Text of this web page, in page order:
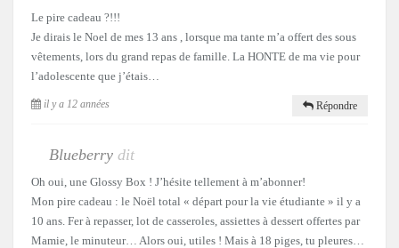
Le pire cadeau ?!!!
Je dirais le Noel de mes 13 ans , lorsque ma tante m’a offert des sous
vêtements, lors du grand repas de famille. La HONTE de ma vie pour
l’adolescente que j’étais…
il y a 12 années Répondre
Blueberry dit
Oh oui, une Glossy Box ! J’hésite tellement à m’abonner!
Mon pire cadeau : le Noël total « départ pour la vie étudiante » il y a
10 ans. Fer à repasser, lot de casseroles, assiettes à dessert offertes par
Mamie, le minuteur… Alors oui, utiles ! Mais à 18 piges, tu pleures…